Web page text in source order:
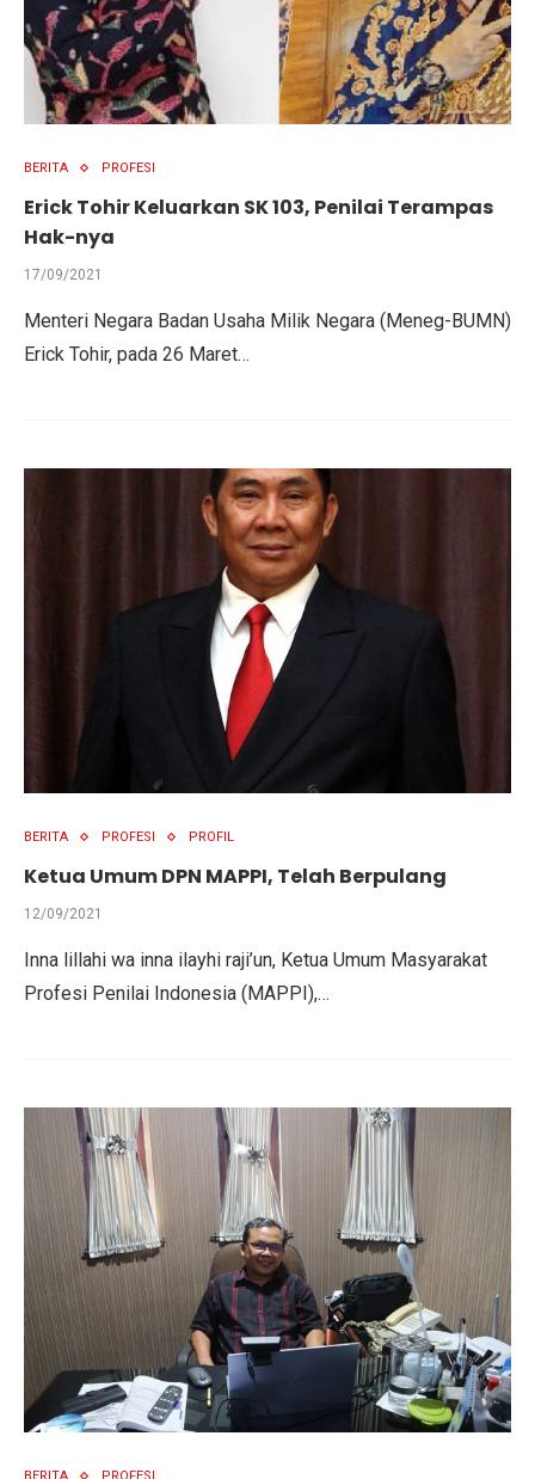
BERITA PROFESI
Erick Tohir Keluarkan SK 103, Penilai Terampas
Hak-nya
17/09/2021
Menteri Negara Badan Usaha Milik Negara (Meneg-BUMN)
Erick Tohir, pada 26 Maret…
BERITA PROFESI PROFIL
Ketua Umum DPN MAPPI, Telah Berpulang
12/09/2021
Inna lillahi wa inna ilayhi raji’un, Ketua Umum Masyarakat
Profesi Penilai Indonesia (MAPPI),…